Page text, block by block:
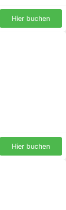
Hier buchen
Hier buchen